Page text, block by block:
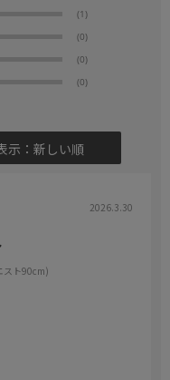
(1)
(0)
(0)
(0)
示：新しい順
2026.3.30
スト90cm)